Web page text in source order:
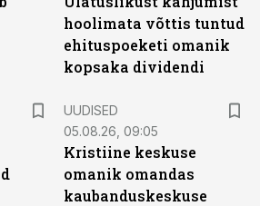
hoolimata võttis tuntud
ehituspoeketi omanik
kopsaka dividendi
UUDISED
05.08.26, 09:05
Kristiine keskuse
omanik omandas
kaubanduskeskuse